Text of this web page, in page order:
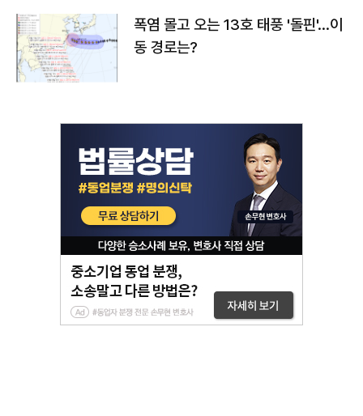
폭염 몰고 오는 13호 태풍 '돌핀'…이
동 경로는?